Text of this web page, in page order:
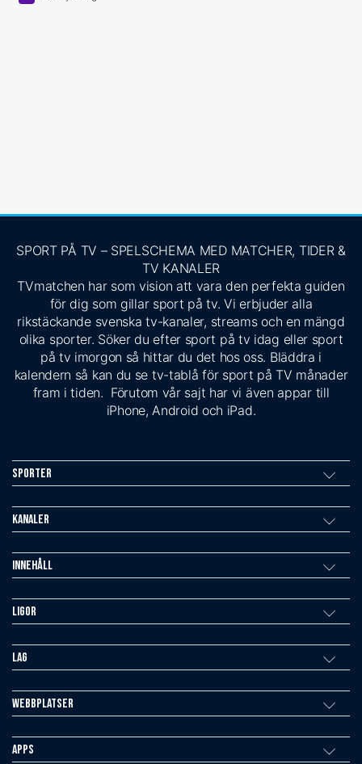
SPORT PÅ TV – SPELSCHEMA MED MATCHER, TIDER &
TV KANALER
TVmatchen har som vision att vara den perfekta guiden
för dig som gillar sport på tv. Vi erbjuder alla
rikstäckande svenska tv-kanaler, streams och en mängd
olika sporter. Söker du efter sport på tv idag eller sport
på tv imorgon så hittar du det hos oss. Bläddra i
kalendern så kan du se tv-tablå för sport på TV månader
fram i tiden. Förutom vår sajt har vi även appar till
iPhone, Android och iPad.
Sporter
Kanaler
Innehåll
Ligor
Lag
Webbplatser
Apps